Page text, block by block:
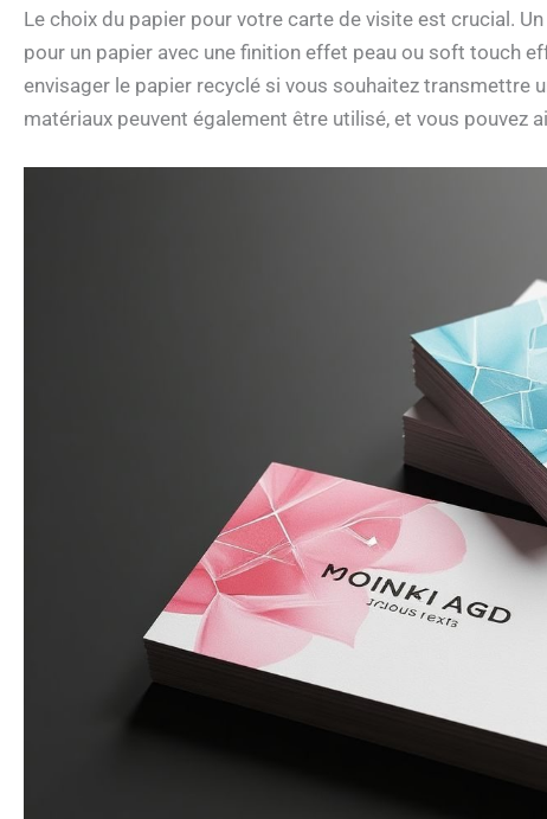
Le choix du papier pour votre carte de visite est crucial.
pour un papier avec une finition effet peau ou soft touch
envisager le papier recyclé si vous souhaitez transmettre
matériaux peuvent également être utilisé, et vous pouvez